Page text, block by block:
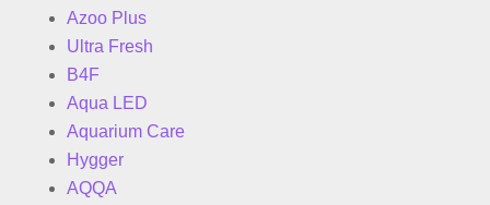
Azoo Plus
Ultra Fresh
B4F
Aqua LED
Aquarium Care
Hygger
AQQA